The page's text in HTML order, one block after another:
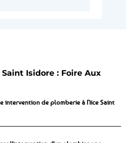
Isidore : Foire Aux
intervention de plomberie à Nice Saint